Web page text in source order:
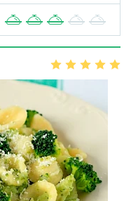
2 3 4
2 3 4